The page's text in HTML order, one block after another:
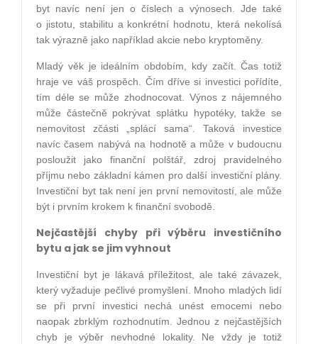
byt navíc není jen o číslech a výnosech. Jde také
o jistotu, stabilitu a konkrétní hodnotu, která nekolísá
tak výrazně jako například akcie nebo kryptoměny.
Mladý věk je ideálním obdobím, kdy začít. Čas totiž
hraje ve váš prospěch. Čím dříve si investici pořídíte,
tím déle se může zhodnocovat. Výnos z nájemného
může částečně pokrývat splátku hypotéky, takže se
nemovitost zčásti „splácí sama“. Taková investice
navíc časem nabývá na hodnotě a může v budoucnu
posloužit jako finanční polštář, zdroj pravidelného
příjmu nebo základní kámen pro další investiční plány.
Investiční byt tak není jen první nemovitostí, ale může
být i prvním krokem k finanční svobodě.
Nejčastější chyby při výběru investičního
bytu a jak se jim vyhnout
Investiční byt je lákavá příležitost, ale také závazek,
který vyžaduje pečlivé promyšlení. Mnoho mladých lidí
se při první investici nechá unést emocemi nebo
naopak zbrklým rozhodnutím. Jednou z nejčastějších
chyb je výběr nevhodné lokality. Ne vždy je totiž